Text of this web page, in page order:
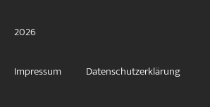
2026
Impressum Datenschutzerklärung